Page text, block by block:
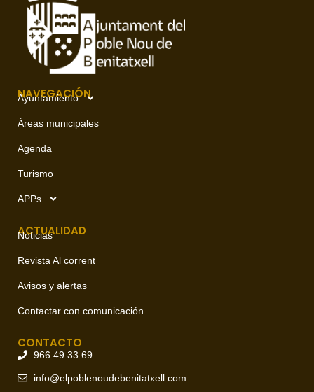
NAVEGACIÓN
Ayuntamiento
Áreas municipales
Agenda
Turismo
APPs
ACTUALIDAD
Noticias
Revista Al corrent
Avisos y alertas
Contactar con comunicación
CONTACTO
966 49 33 69
info@elpoblenoudebenitatxell.com